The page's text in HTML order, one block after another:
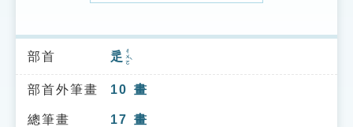
索引選單
知識索引
單字索引
部首 辵 ㄔㄨㄛˋ
部首外筆畫 10 畫
總筆畫 17 畫